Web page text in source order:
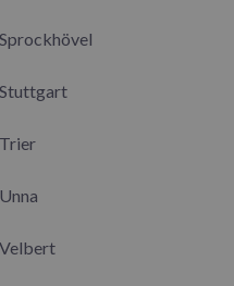
Sprockhövel
Stuttgart
Trier
Unna
Velbert